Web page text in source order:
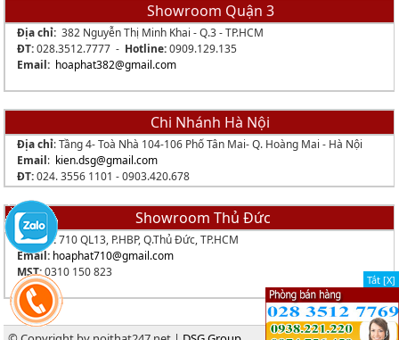
Showroom Quận 3
Địa chỉ:382 Nguyễn Thị Minh Khai - Q.3 - TP.HCM
ĐT:028.3512.7777 - Hotline:0909.129.135
Email: hoaphat382@gmail.com
Chi Nhánh Hà Nội
Địa chỉ: Tầng 4- Toà Nhà 104-106 Phố Tân Mai- Q. Hoàng Mai - Hà Nội
Email: kien.dsg@gmail.com
ĐT:024. 3556 1101 - 0903.420.678
Showroom Thủ Đức
Địa chỉ:710 QL13, P.HBP, Q.Thủ Đức, TP.HCM
Email: hoaphat710@gmail.com
MST:0310 150 823
Tắt [X]